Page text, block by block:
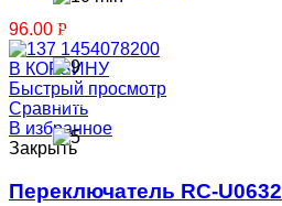
Столы подъемные
Сборщики заказов
96.00 Р
В КОРЗИНУ
Быстрый просмотр
Сравнить
В избранное
Закрыть
Переключатель RC-U0632